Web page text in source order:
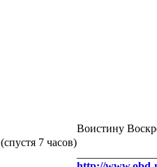
(спустя 7 часов)
Воистину